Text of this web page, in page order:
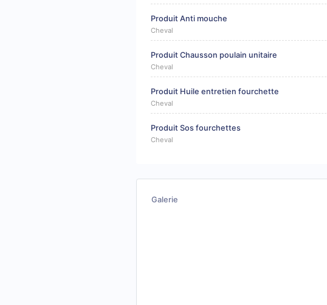
Produit Anti mouche
Cheval
Produit Chausson poulain unitaire
Cheval
Produit Huile entretien fourchette
Cheval
Produit Sos fourchettes
Cheval
Galerie